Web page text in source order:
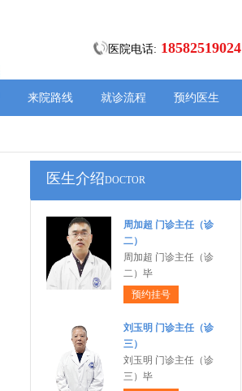
医院电话: 18582519024
来院路线 就诊流程 预约医生
医生介绍DOCTOR
周加超 门诊主任（诊
二）
周加超 门诊主任（诊
二）毕
预约挂号
刘玉明 门诊主任（诊
三）
刘玉明 门诊主任（诊
三）毕